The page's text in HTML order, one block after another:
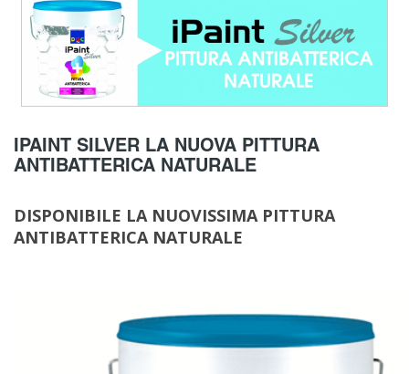
IPAINT SILVER LA NUOVA PITTURA
ANTIBATTERICA NATURALE
DISPONIBILE LA NUOVISSIMA PITTURA
ANTIBATTERICA NATURALE